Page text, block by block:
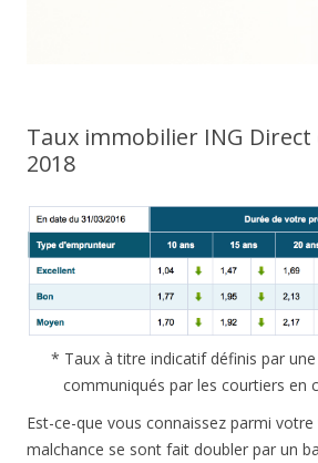
Taux immobilier ING Direct
2018
* Taux à titre indicatif définis par
communiqués par les courtiers en
Est-ce-que vous connaissez parmi
malchance se sont fait doubler par un